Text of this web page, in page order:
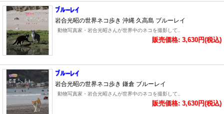
岩合光昭の世界ネコ歩き 沖縄 久高島 ブルーレイ
動物写真家・岩合光昭さんが世界中のネコを撮影して..
販売価格: 3,630円(税込)
岩合光昭の世界ネコ歩き 鎌倉 ブルーレイ
動物写真家・岩合光昭さんが世界中のネコを撮影して..
販売価格: 3,630円(税込)